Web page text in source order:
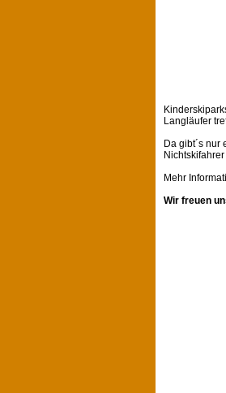
Langläufer
Da gibt´s nur
Mehr
Wir freuen